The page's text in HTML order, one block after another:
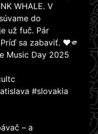
WHALE. V
do
už fuč. Pár
sa zabaviť. ❤🫵
Music Day 2025
#slovakia
– a